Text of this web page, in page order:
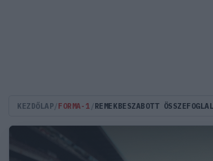
KEZDŐLAP FORMA-1